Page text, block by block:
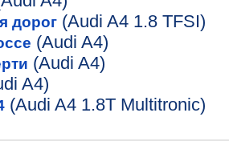
дорог(Audi A4 1.8 TFSI)
(Audi A4)
(Audi A4)
A4)
(Audi A4 1.8T Multitronic)